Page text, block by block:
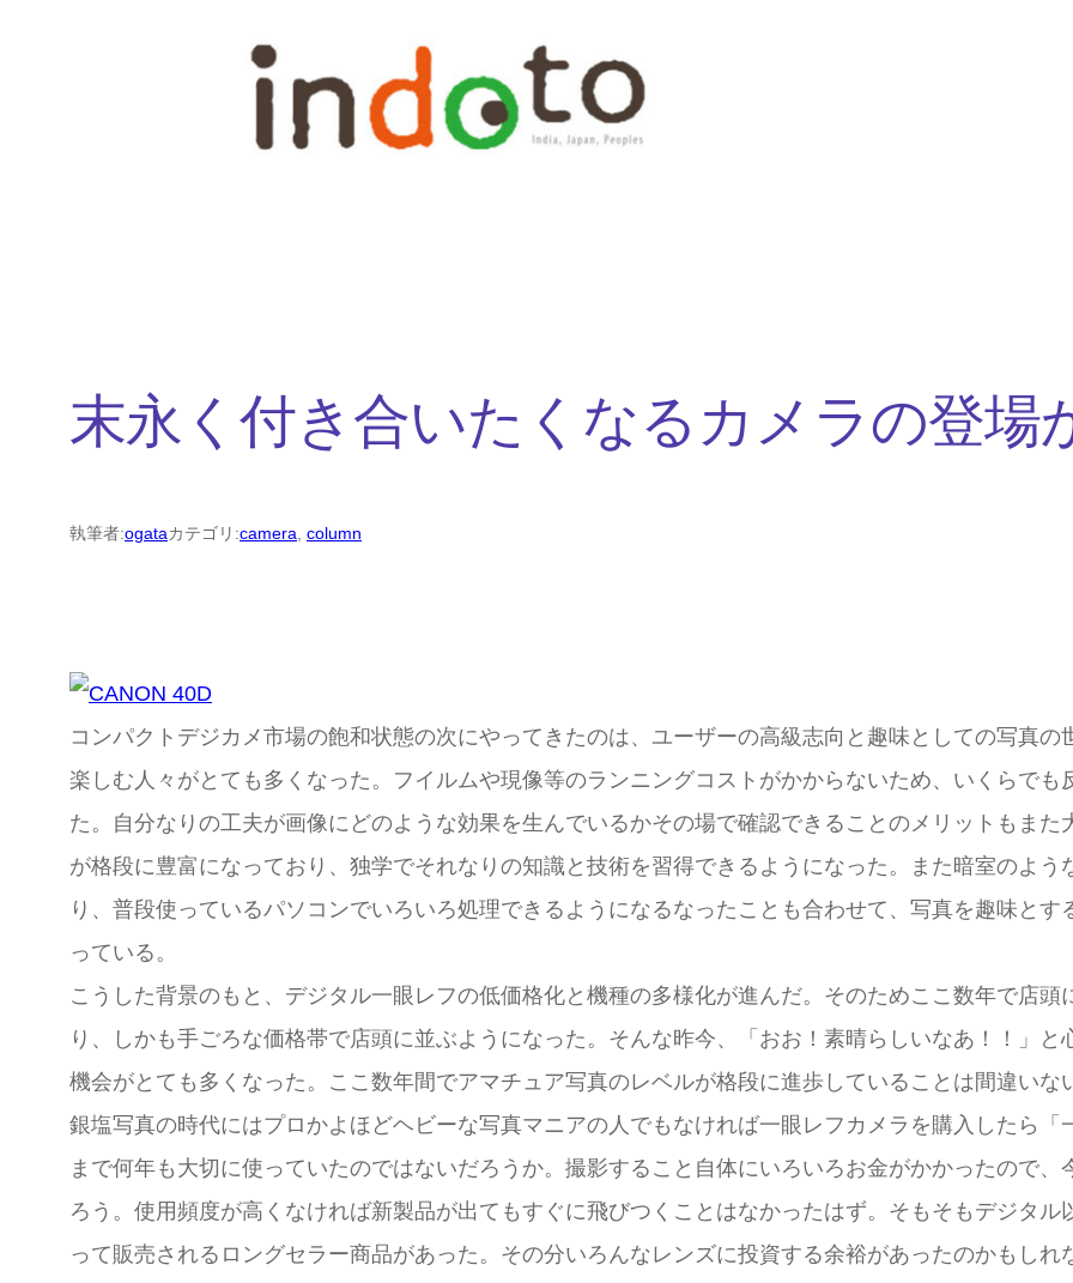
末永く付き合いたくなるカメラの登場
執筆者:ogataカテゴリ:camera column
コンパクトデジカメ市場の飽和状態の次にやってきたのは、ユーザーの高級志向と趣味としての写真
楽しむ人々がとても多くなった。フイルムや現像等のランニングコストがかからないため、いくらで
た。自分なりの工夫が画像にどのような効果を生んでいるかその場で確認できることのメリットもま
が格段に豊富になっており、独学でそれなりの知識と技術を習得できるようになった。また暗室のよ
り、普段使っているパソコンでいろいろ処理できるようになるなったことも合わせて、写真を趣味と
っている。
こうした背景のもと、デジタル一眼レフの低価格化と機種の多様化が進んだ。そのためここ数年で店
り、しかも手ごろな価格帯で店頭に並ぶようになった。そんな昨今、「おお！素晴らしいなあ！！」
機会がとても多くなった。ここ数年間でアマチュア写真のレベルが格段に進歩していることは間違いな
銀塩写真の時代にはプロかよほどヘビーな写真マニアの人でもなければ一眼レフカメラを購入したら
まで何年も大切に使っていたのではないだろうか。撮影すること自体にいろいろお金がかかったので
ろう。使用頻度が高くなければ新製品が出てもすぐに飛びつくことはなかったはず。そもそもデジタ
って販売されるロングセラー商品があった。その分いろんなレンズに投資する余裕があったのかもし